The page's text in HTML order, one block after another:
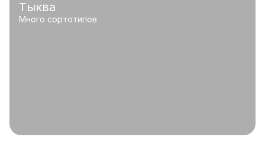
Тыква
Много сортотипов